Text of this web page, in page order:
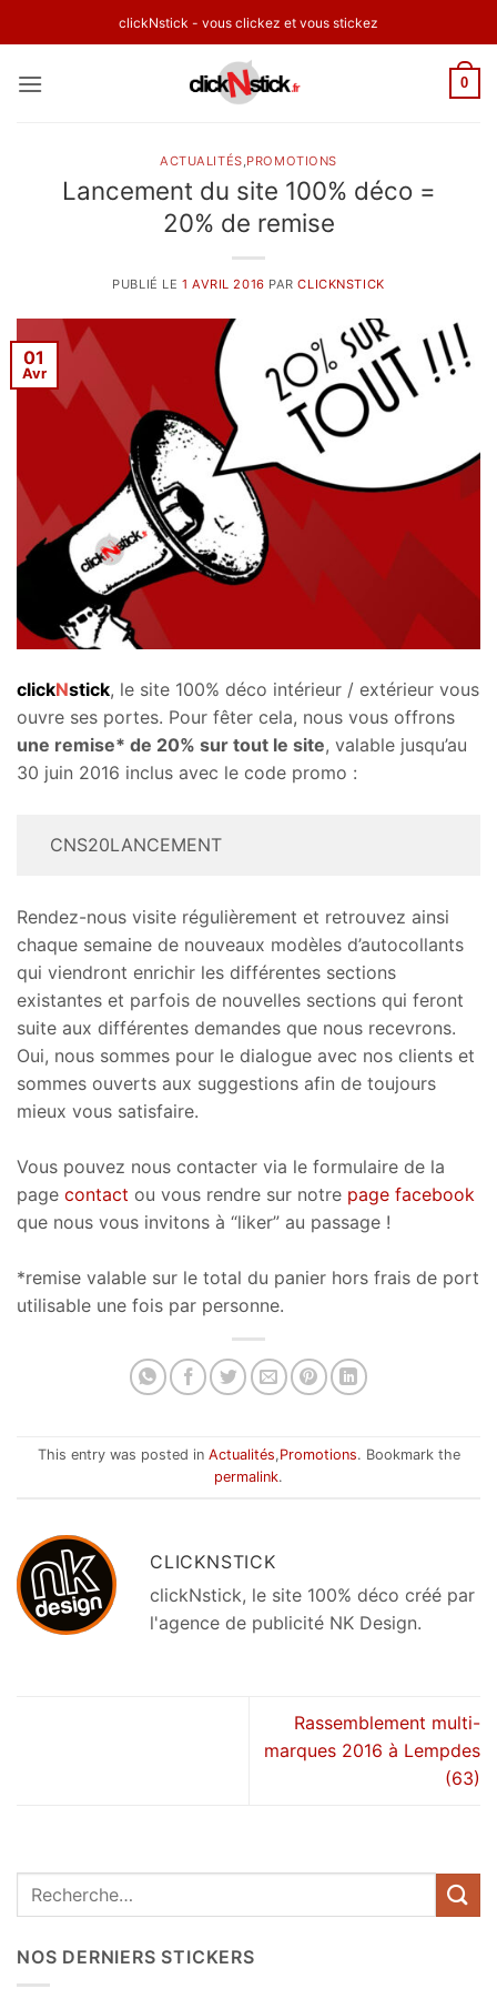
au
clickNstick - vous clickez et vous stickez
0
Recherche
NOS DERNIERS STICKERS
ACTUALITÉS,PROMOTIONS
Lancement du site 100% déco =
20% de remise
PUBLIÉ LE 1 AVRIL 2016 PARCLICKNSTICK
01
Avr
clickNstick, le site 100% déco intérieur / extérieur vous
ouvre ses portes. Pour fêter cela, nous vous offrons
une remise* de 20% sur tout le site, valable jusqu’au
30 juin 2016 inclus avec le code promo :
CNS20LANCEMENT
Rendez-nous visite régulièrement et retrouvez ainsi
chaque semaine de nouveaux modèles d’autocollants
qui viendront enrichir les différentes sections
existantes et parfois de nouvelles sections qui feront
suite aux différentes demandes que nous recevrons.
Oui, nous sommes pour le dialogue avec nos clients et
sommes ouverts aux suggestions afin de toujours
mieux vous satisfaire.
Vous pouvez nous contacter via le formulaire de la
page contact ou vous rendre sur notre page facebook
que nous vous invitons à “liker” au passage !
*remise valable sur le total du panier hors frais de port
utilisable une fois par personne.
This entry was posted in Actualités,Promotions. Bookmark the
permalink.
CLICKNSTICK
clickNstick, le site 100% déco créé par
l'agence de publicité NK Design.
Rassemblement multi-
marques 2016 à Lempdes
(63)